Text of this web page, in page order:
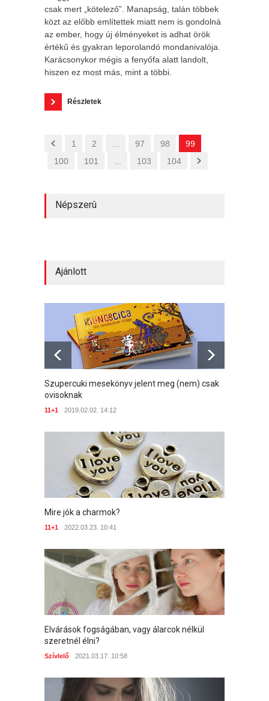
csak mert „kötelező”. Manapság, talán többek
közt az előbb említettek miatt nem is gondolná
az ember, hogy új élményeket is adhat örök
értékű és gyakran leporolandó mondanivalója.
Karácsonykor mégis a fenyőfa alatt landolt,
hiszen ez most más, mint a többi.
Részletek
1 2 97 98
99
100
101 103 104
Népszerû
Szupercuki mesekönyv jelent meg (nem) csak
ovisoknak
11+1 2019.02.02. 14:12
Ajánlott
Szupercuki mesekönyv jelent meg (nem) csak
ovisoknak
11+1 2019.02.02. 14:12
Mire jók a charmok?
11+1 2022.03.23. 10:41
Elvárások fogságában, vagy álarcok nélkül
szeretnél élni?
Szívlelő 2021.03.17. 10:58